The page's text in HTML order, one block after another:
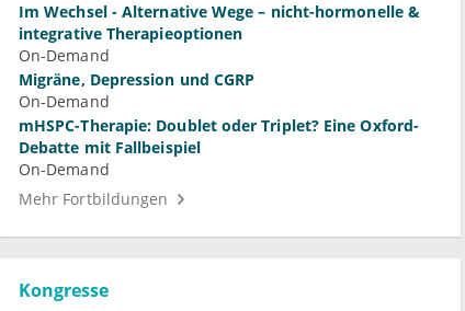
Im Wechsel - Alternative Wege – nicht-hormonelle &
integrative Therapieoptionen
On-Demand
Migräne, Depression und CGRP
On-Demand
mHSPC-Therapie: Doublet oder Triplet? Eine Oxford-
Debatte mit Fallbeispiel
On-Demand
Mehr Fortbildungen
Kongresse